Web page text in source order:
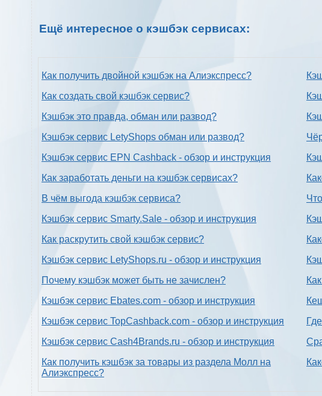
Ещё интересное о кэшбэк сервисах:
Как получить двойной кэшбэк на Алиэкспресс?
Как создать свой кэшбэк сервис?
Кэшбэк это правда, обман или развод?
Кэшбэк сервис LetyShops обман или развод?
Кэшбэк сервис EPN Cashback - обзор и инструкция
Как заработать деньги на кэшбэк сервисах?
В чём выгода кэшбэк сервиса?
Кэшбэк сервис Smarty.Sale - обзор и инструкция
Как раскрутить свой кэшбэк сервис?
Кэшбэк сервис LetyShops.ru - обзор и инструкция
Почему кэшбэк может быть не зачислен?
Кэшбэк сервис Ebates.com - обзор и инструкция
Кэшбэк сервис TopCashback.com - обзор и инструкция
Кэшбэк сервис Cash4Brands.ru - обзор и инструкция
Как получить кэшбэк за товары из раздела Молл на
Алиэкспресс?